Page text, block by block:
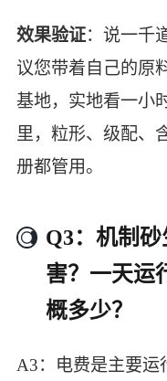
效果验证：说一千
议您带着自己的原
基地，实地看一小
里，粒形、级配、
册都管用。
Q3：机制
害？一天运
概多少？
A3：电费是主要运